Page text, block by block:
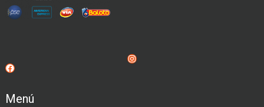
Instagram
Facebook
Menú